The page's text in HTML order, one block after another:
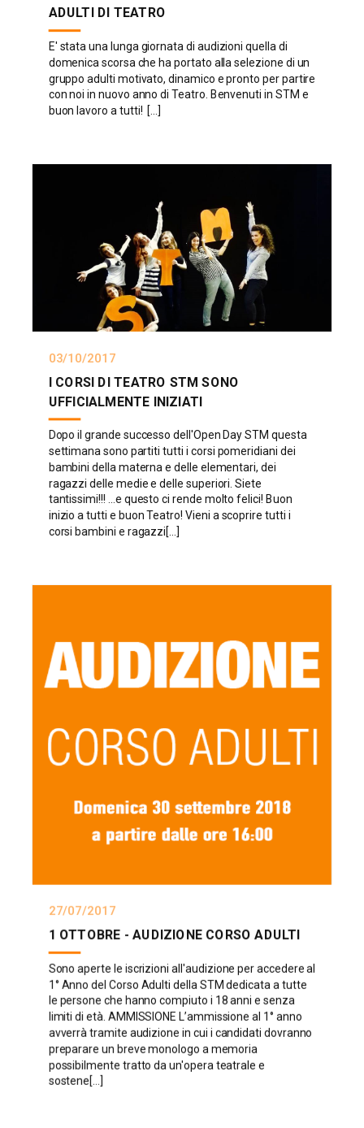
ADULTI DI TEATRO
E' stata una lunga giornata di audizioni quella di
domenica scorsa che ha portato alla selezione di un
gruppo adulti motivato, dinamico e pronto per partire
con noi in nuovo anno di Teatro. Benvenuti in STM e
buon lavoro a tutti! [...]
03/10/2017
I CORSI DI TEATRO STM SONO
UFFICIALMENTE INIZIATI
Dopo il grande successo dell'Open Day STM questa
settimana sono partiti tutti i corsi pomeridiani dei
bambini della materna e delle elementari, dei
ragazzi delle medie e delle superiori. Siete
tantissimi!!! ...e questo ci rende molto felici! Buon
inizio a tutti e buon Teatro! Vieni a scoprire tutti i
corsi bambini e ragazzi[...]
27/07/2017
1 OTTOBRE - AUDIZIONE CORSO ADULTI
Sono aperte le iscrizioni all'audizione per accedere al
1° Anno del Corso Adulti della STM dedicata a tutte
le persone che hanno compiuto i 18 anni e senza
limiti di età. AMMISSIONE L’ammissione al 1° anno
avverrà tramite audizione in cui i candidati dovranno
preparare un breve monologo a memoria
possibilmente tratto da un'opera teatrale e
sostene[...]